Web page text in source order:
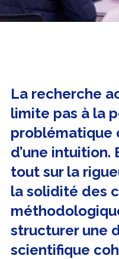
La recherche
limite pas à la
problématique
d’une intuition.
tout sur la
la solidité des
structurer une
scientifique